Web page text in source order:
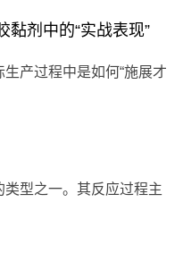
黏剂中的“实战表现”
产过程中是如何“施展才
型之一。其反应过程主